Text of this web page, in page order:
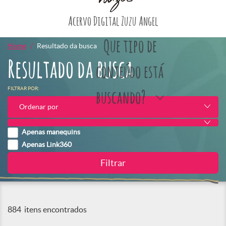
Acervo Digital Zuzu Angel
Que tipo de
conteúdo está
buscando?
Home Resultado da busca
Resultado da busca
FILTRAR POR:
Ordenar por
Apenas manequins
Apenas Link360
884 itens encontrados